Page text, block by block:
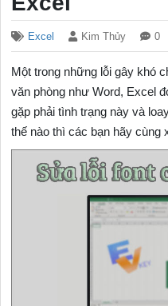
Excel Kim Thủy 0
Một trong những lỗi gây khó
văn phòng như Word, Excel
gặp phải tình trạng này và
thế nào thì các bạn hãy cùng